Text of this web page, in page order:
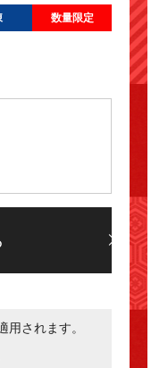
数量限定
されます。